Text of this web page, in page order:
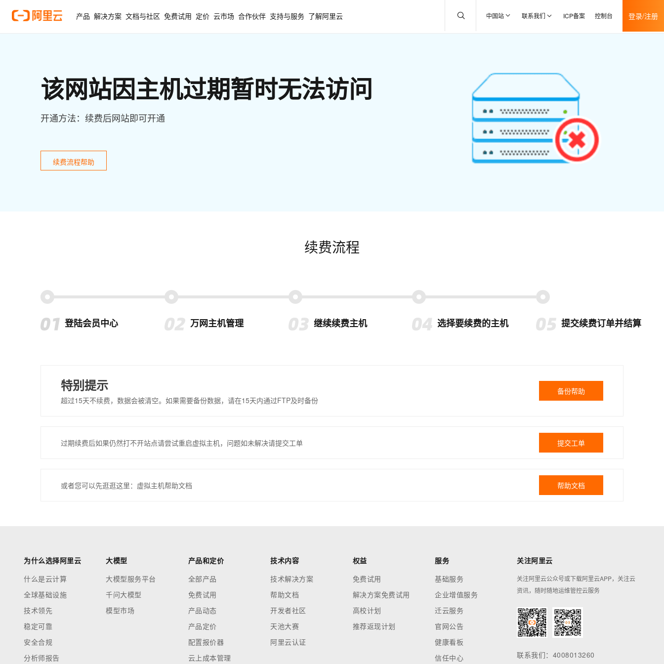
产品 解决方案 文档与社区 免费试用 定价 云市场 合作伙伴 支持与服务 了解阿里云 中国站 联系我们 ICP备案 控制台 登录/注册
该网站因主机过期暂时无法访问
开通方法：续费后网站即可开通
续费流程帮助
续费流程
登陆会员中心 万网主机管理 继续续费主机 选择要续费的主机 提交续费订单并结算
特别提示
超过15天不续费，数据会被清空。如果需要备份数据，请在15天内通过FTP及时备份
备份帮助
过期续费后如果仍然打不开站点请尝试重启虚拟主机，问题如未解决请提交工单 提交工单
或者您可以先逛逛这里：虚拟主机帮助文档 帮助文档